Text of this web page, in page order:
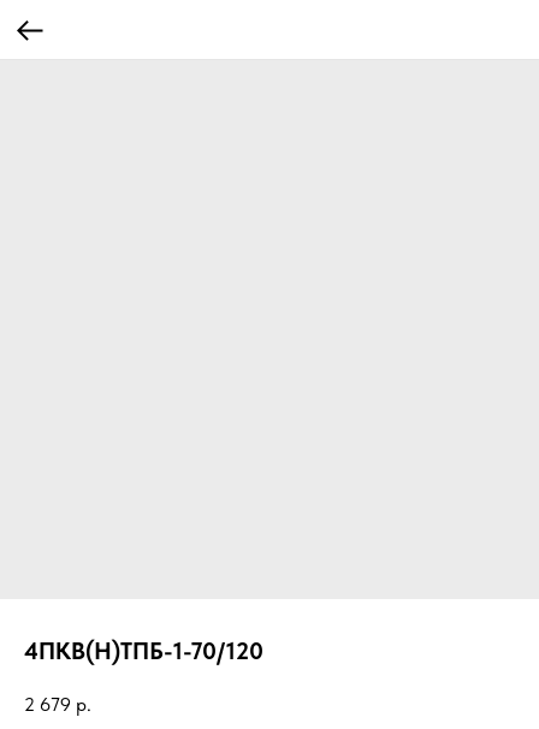
4ПКВ(Н)ТПБ-1-70/120
2 679 р.